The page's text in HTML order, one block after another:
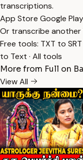
transcriptions.
App Store Google Play
Or transcribe
Free tools: TXT to SRT
to Text · All tools
More from Full on
View All